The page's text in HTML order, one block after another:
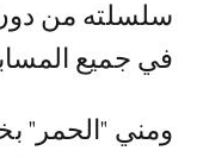
سلسلته من دون
في جميع
ومني "الحمر"